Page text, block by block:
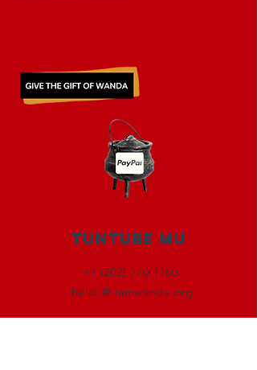
Tuntube Mu
+1 (202) 770-1160
hello @ iamwanda.org